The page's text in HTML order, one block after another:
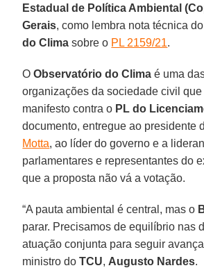
Estadual de Política Ambiental
Gerais, como lembra nota técnica
do Clima sobre o PL 2159/21.
OObservatório do Clima é uma
organizações da sociedade civil
manifesto contra o PL do
documento, entregue ao presidente
Motta, ao líder do governo e a
parlamentares e representantes do
que a proposta não vá a votação.
“A pauta ambiental é central, mas o
parar. Precisamos de equilíbrio nas
atuação conjunta para seguir
ministro doTCU, Augusto Nardes.